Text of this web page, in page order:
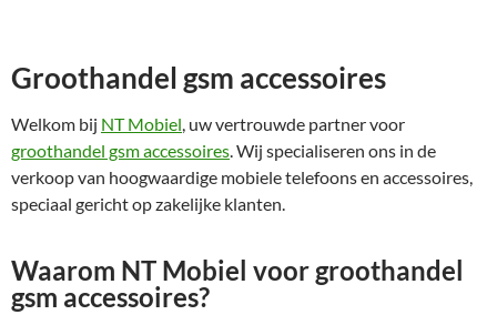
Groothandel gsm accessoires
Welkom bij NT Mobiel, uw vertrouwde partner voor
groothandel gsm accessoires. Wij specialiseren ons in de
verkoop van hoogwaardige mobiele telefoons en accessoires,
speciaal gericht op zakelijke klanten.
Waarom NT Mobiel voor groothandel
gsm accessoires?